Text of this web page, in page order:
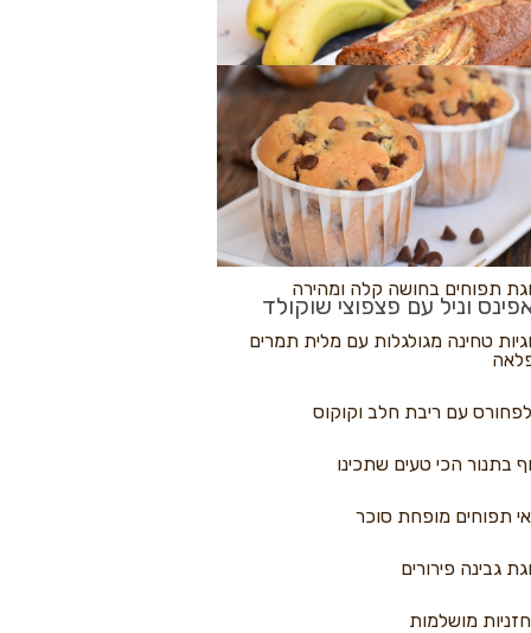
פיצה
בננות
וניל עם פצפוצי שוקולד
נקראים
תפוחים בחושה קלה ומהירה
טחינה מגולגלות עם מלית תמרים
עם ריבת חלב וקוקוס
בתנור הכי טעים שתכינו
תפוחים מופחת סוכר
גבינה פירורים
מושלמות